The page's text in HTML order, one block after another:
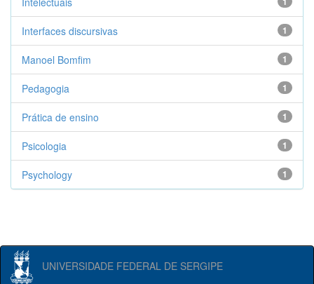
1
Interfaces discursivas
1
Manoel Bomfim
1
Pedagogia
1
Prática de ensino
1
Psicologia
1
Psychology
UNIVERSIDADE FEDERAL DE SERGIPE